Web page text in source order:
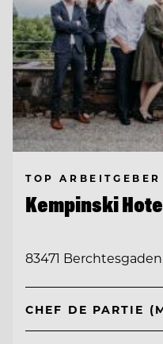
TOP ARBEITGEBER
Kempinski
83471
CHEF DE PARTIE